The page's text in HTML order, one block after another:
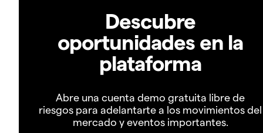
Descubre
oportunidades en la
plataforma
Abre una cuenta demo gratuita libre de
riesgos para adelantarte a los movimientos del
mercado y eventos importantes.